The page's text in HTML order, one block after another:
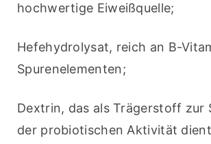
hochwertige Eiweißquelle;
Hefehydrolysat, reich an B-
Spurenelementen;
Dextrin, das als Trägerstoff zur
der probiotischen Aktivität